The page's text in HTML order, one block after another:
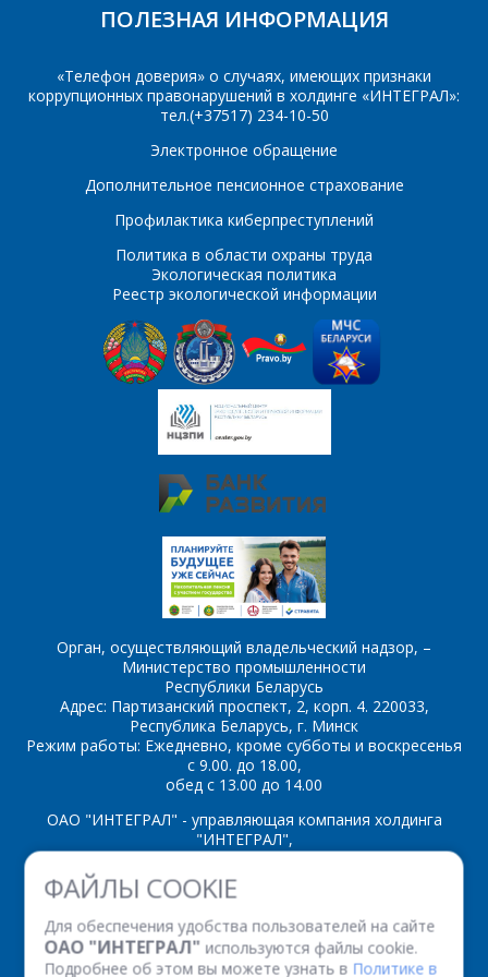
ФАЙЛЫ COOKIE
Для обеспечения удобства пользователей на сайте
ОАО "ИНТЕГРАЛ" используются файлы cookie.
Подробнее об этом вы можете узнать в Политике в
MJE13001 MJE13002
MJE13005
MJE13007 MJE4343
MJE4353 MPSA42
MPSA92
MPSA93
SS8050C
SS8550D
SS9012E
SS9012F SS9012G
SS9012H SS9013D
SS9013E SS9013F
SS9013H
SS9014B
SS9014C
SS9015A SS9015B
ПОЛЕЗНАЯ ИНФОРМАЦИЯ
«Телефон доверия» о случаях, имеющих признаки
коррупционных правонарушений в холдинге «ИНТЕГРАЛ»:
тел.(+37517) 234-10-50
Электронное обращение
Дополнительное пенсионное страхование
Профилактика киберпреступлений
Политика в области охраны труда
Экологическая политика
Реестр экологической информации
Орган, осуществляющий владельческий надзор, –
Министерство промышленности
Республики Беларусь
Адрес: Партизанский проспект, 2, корп. 4. 220033,
Республика Беларусь, г. Минск
Режим работы: Ежедневно, кроме субботы и воскресенья
с 9.00. до 18.00,
обед с 13.00 до 14.00
ОАО "ИНТЕГРАЛ" - управляющая компания холдинга
"ИНТЕГРАЛ",
ул. Казинца И.П., д.121А, комната 327, г. Минск, 220108,
Республика Беларусь
Факс: (+375 17) 338 12 94 УНП 100386629
Рег. номер 100386629 от 01.08.2013 г.
- обязательные
поля
ОТПРАВИТЬ
персональных данных *
*- обязательные
поля
ОТПРАВИТЬ